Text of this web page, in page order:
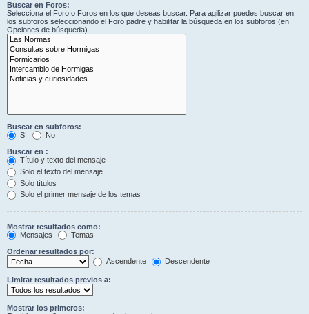
Buscar en Foros:
Selecciona el Foro o Foros en los que deseas buscar. Para agilizar puedes buscar en
los subforos seleccionando el Foro padre y habilitar la búsqueda en los subforos (en
Opciones de búsqueda).
Buscar en subforos:
Sí
No
Buscar en :
Título y texto del mensaje
Solo el texto del mensaje
Solo títulos
Solo el primer mensaje de los temas
Mostrar resultados como:
Mensajes
Temas
Ordenar resultados por:
Ascendente
Descendente
Limitar resultados previos a:
Mostrar los primeros: